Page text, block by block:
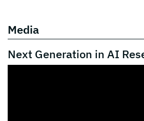
Media
Next Generation in AI